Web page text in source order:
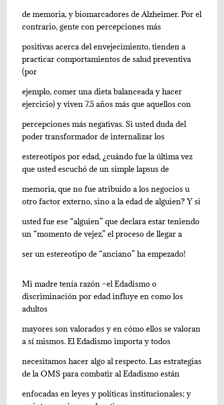
de memoria, y biomarcadores de Alzheimer. Por el
contrario, gente con percepciones más
positivas acerca del envejecimiento, tienden a
practicar comportamientos de salud preventiva
(por
ejemplo, comer una dieta balanceada y hacer
ejercicio) y viven 7.5 años más que aquellos con
percepciones más negativas. Si usted duda del
poder transformador de internalizar los
estereotipos por edad, ¿cuándo fue la última vez
que usted escuchó de un simple lapsus de
memoria, que no fue atribuido a los negocios u
otro factor externo, sino a la edad de alguien? Y si
usted fue ese “alguien” que declara estar teniendo
un “momento de vejez,” el proceso de llegar a
ser un estereotipo de “anciano” ha empezado!
Mi madre tenía razón –el Edadismo o
discriminación por edad influye en como los
adultos
mayores son valorados y en cómo ellos se valoran
a sí mismos. El Edadismo importa y todos
necesitamos hacer algo al respecto. Las estrategias
de la OMS para combatir al Edadismo están
enfocadas en leyes y políticas institucionales; y